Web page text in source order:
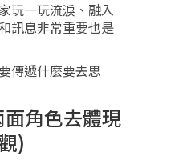
玩一玩流淚、融入
訊息非常重要也是
傳遞什麼要去思
角色去體現
)